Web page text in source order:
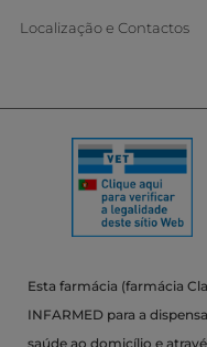
Localização e Contactos
Esta farmácia (farmácia
INFARMED para a
saúde ao domicílio e